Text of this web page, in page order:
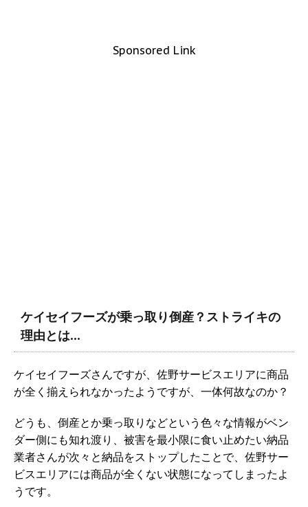
Sponsored Link
ケイセイフーズが乗っ取り倒産？ストライキの
理由とは…
ケイセイフーズさんですが、佐野サービスエリアに商品
が全く揃えられなかったようですが、一体何故なのか？
どうも、倒産とか乗っ取りなどという色々な情報がベン
ダー側にも知れ渡り、被害を最小限に食い止めたい納品
業者さんが次々と納品をストップしたことで、佐野サー
ビスエリアには商品が全くない状態になってしまったよ
うです。